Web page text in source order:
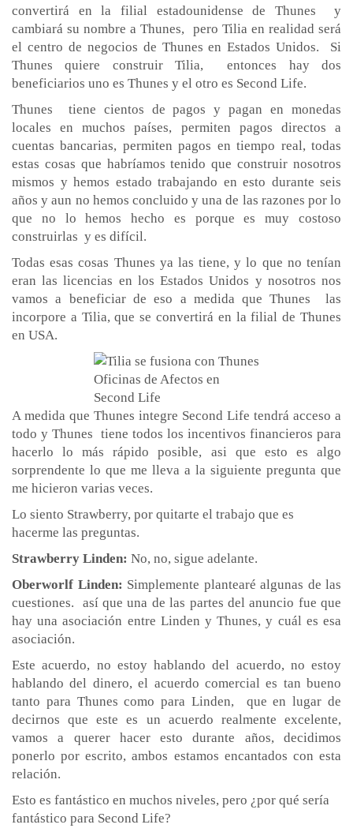
convertirá en la filial estadounidense de Thunes y
cambiará su nombre a Thunes, pero Tilia en realidad será
el centro de negocios de Thunes en Estados Unidos. Si
Thunes quiere construir Tilia, entonces hay dos
beneficiarios uno es Thunes y el otro es Second Life.
Thunes tiene cientos de pagos y pagan en monedas
locales en muchos países, permiten pagos directos a
cuentas bancarias, permiten pagos en tiempo real, todas
estas cosas que habríamos tenido que construir nosotros
mismos y hemos estado trabajando en esto durante seis
años y aun no hemos concluido y una de las razones por lo
que no lo hemos hecho es porque es muy costoso
construirlas y es difícil.
Todas esas cosas Thunes ya las tiene, y lo que no tenían
eran las licencias en los Estados Unidos y nosotros nos
vamos a beneficiar de eso a medida que Thunes las
incorpore a Tilia, que se convertirá en la filial de Thunes
en USA.
Oficinas de Afectos en
Second Life
A medida que Thunes integre Second Life tendrá acceso a
todo y Thunes tiene todos los incentivos financieros para
hacerlo lo más rápido posible, asi que esto es algo
sorprendente lo que me lleva a la siguiente pregunta que
me hicieron varias veces.
Lo siento Strawberry, por quitarte el trabajo que es
hacerme las preguntas.
Strawberry Linden: No, no, sigue adelante.
Oberworlf Linden: Simplemente plantearé algunas de las
cuestiones. así que una de las partes del anuncio fue que
hay una asociación entre Linden y Thunes, y cuál es esa
asociación.
Este acuerdo, no estoy hablando del acuerdo, no estoy
hablando del dinero, el acuerdo comercial es tan bueno
tanto para Thunes como para Linden, que en lugar de
decirnos que este es un acuerdo realmente excelente,
vamos a querer hacer esto durante años, decidimos
ponerlo por escrito, ambos estamos encantados con esta
relación.
Esto es fantástico en muchos niveles, pero ¿por qué sería
fantástico para Second Life?